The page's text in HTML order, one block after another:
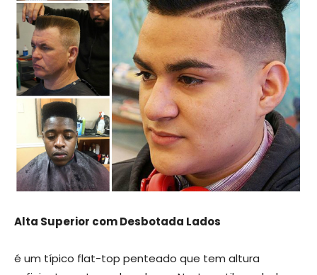
Alta Superior com Desbotada Lados
é um típico flat-top penteado que tem altura